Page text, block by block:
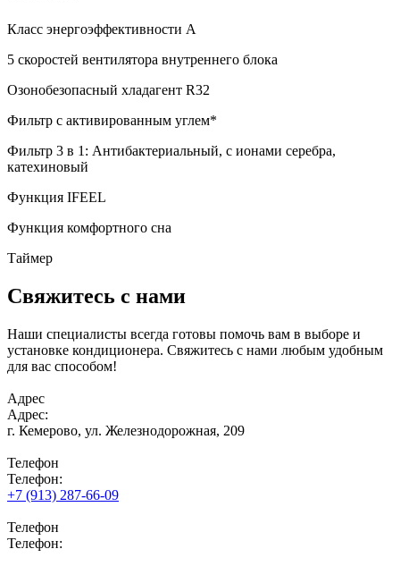
Класс энергоэффективности А
5 скоростей вентилятора внутреннего блока
Озонобезопасный хладагент R32
Фильтр с активированным углем*
Фильтр 3 в 1: Антибактериальный, c ионами серебра,
катехиновый
Функция IFEEL
Функция комфортного сна
Таймер
Свяжитесь с нами
Наши специалисты всегда готовы помочь вам в выборе и
установке кондиционера. Свяжитесь с нами любым удобным
для вас способом!
Адрес
Адрес:
г. Кемерово, ул. Железнодорожная, 209
Телефон
Телефон:
+7 (913) 287-66-09
Телефон
Телефон: